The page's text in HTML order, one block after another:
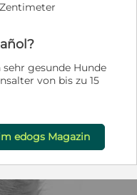
gesunde Hunde
von bis zu 15
edogs Magazin